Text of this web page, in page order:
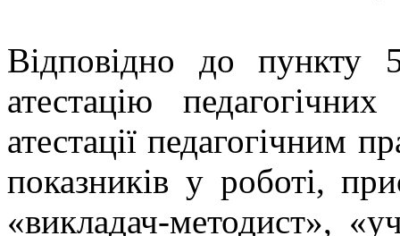
Відповідно до пункту
атестацію
атестації педагогічним
показників у роботі,
«викладач-методист»,